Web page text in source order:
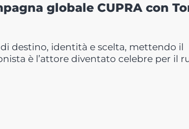
globale CUPRA con
destino, identità e scelta, mettendo il
è l’attore diventato celebre per il